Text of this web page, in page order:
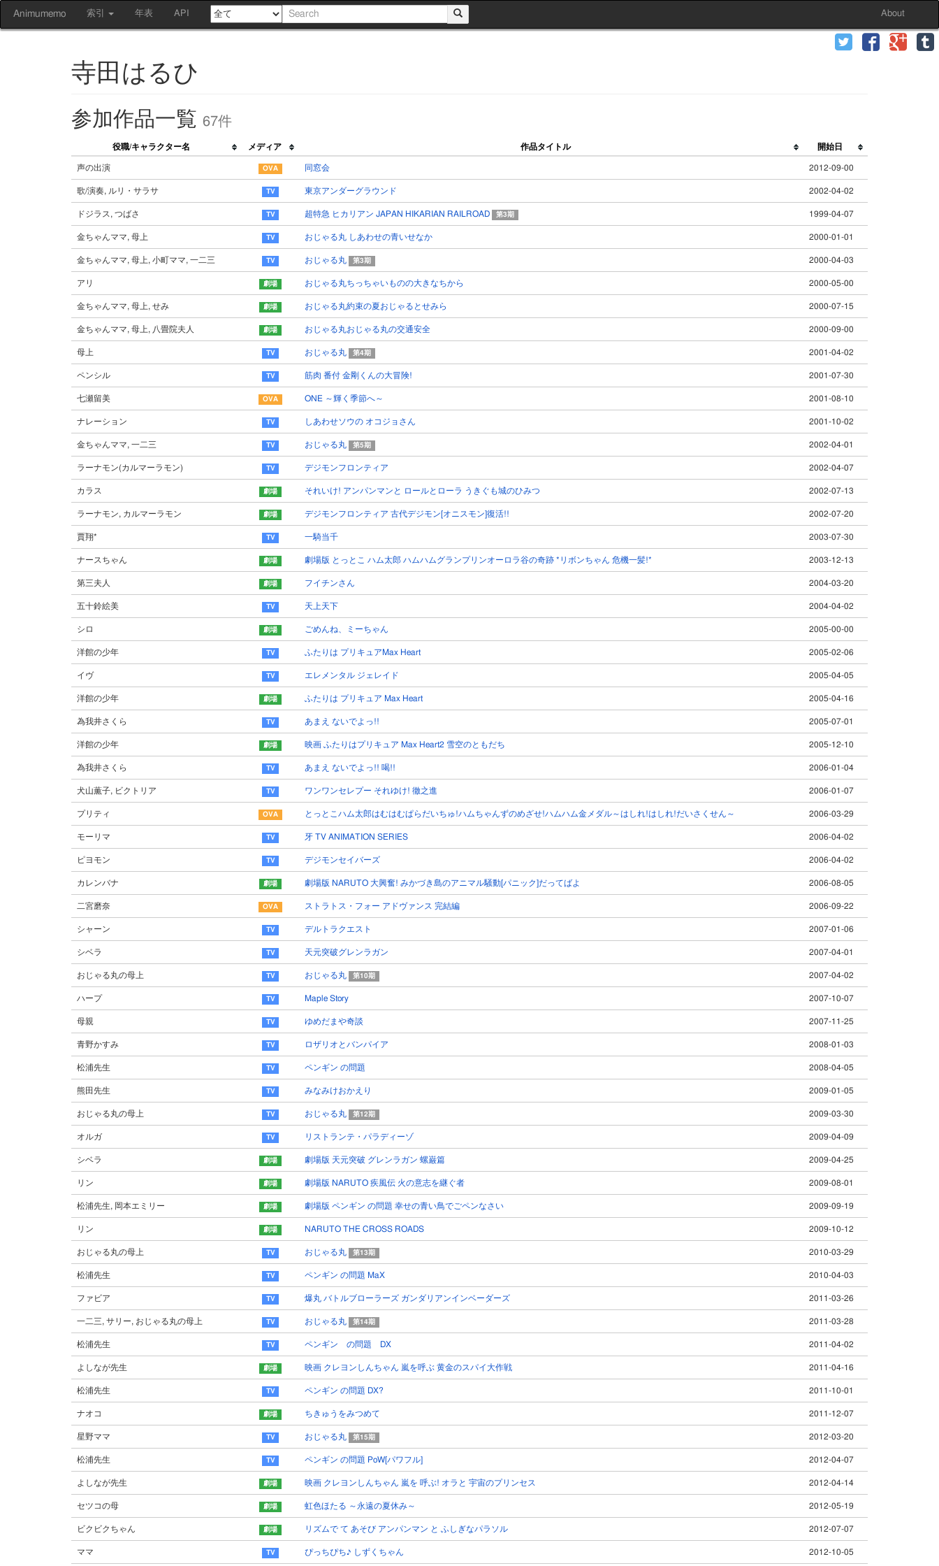
Animumemo 索引 年表 API About
寺田はるひ
参加作品一覧 67件
役職/キャラクター名 メディア 作品タイトル 開始日
声の出演 同窓会 2012-09-00
歌/演奏, ルリ・サラサ 東京アンダーグラウンド 2002-04-02
ドジラス, つばさ 超特急 ヒカリアン JAPAN HIKARIAN RAILROAD 第3期 1999-04-07
金ちゃんママ, 母上 おじゃる丸 しあわせの青いせなか 2000-01-01
金ちゃんママ, 母上, 小町ママ, 一二三 おじゃる丸 第3期 2000-04-03
アリ おじゃる丸ちっちゃいものの大きなちから 2000-05-00
金ちゃんママ, 母上, せみ おじゃる丸約束の夏おじゃるとせみら 2000-07-15
金ちゃんママ, 母上, 八畳院夫人 おじゃる丸おじゃる丸の交通安全 2000-09-00
母上 おじゃる丸 第4期 2001-04-02
ペンシル 筋肉 番付 金剛くんの大冒険! 2001-07-30
七瀬留美 ONE ～輝く季節へ～ 2001-08-10
ナレーション しあわせソウの オコジョさん 2001-10-02
金ちゃんママ, 一二三 おじゃる丸 第5期 2002-04-01
ラーナモン(カルマーラモン) デジモンフロンティア 2002-04-07
カラス それいけ! アンパンマンと ロールとローラ うきぐも城のひみつ 2002-07-13
ラーナモン, カルマーラモン デジモンフロンティア 古代デジモン[オニスモン]復活!! 2002-07-20
賈翔* 一騎当千 2003-07-30
ナースちゃん 劇場版 とっとこ ハム太郎 ハムハムグランプリンオーロラ谷の奇跡 *リボンちゃん 危機一髪!* 2003-12-13
第三夫人 フイチンさん 2004-03-20
五十鈴絵美 天上天下 2004-04-02
シロ ごめんね、ミーちゃん 2005-00-00
洋館の少年 ふたりは プリキュアMax Heart 2005-02-06
イヴ エレメンタル ジェレイド 2005-04-05
洋館の少年 ふたりは プリキュア Max Heart 2005-04-16
為我井さくら あまえ ないでよっ!! 2005-07-01
洋館の少年 映画 ふたりはプリキュア Max Heart2 雪空のともだち 2005-12-10
為我井さくら あまえ ないでよっ!! 喝!! 2006-01-04
犬山薫子, ビクトリア ワンワンセレプー それゆけ! 徹之進 2006-01-07
プリティ とっとこハム太郎はむはむぱらだいちゅ!ハムちゃんずのめざせ!ハムハム金メダル～はしれ!はしれ!だいさくせん～ 2006-03-29
モーリマ 牙 TV ANIMATION SERIES 2006-04-02
ピヨモン デジモンセイバーズ 2006-04-02
カレンバナ 劇場版 NARUTO 大興奮! みかづき島のアニマル騒動[パニック]だってばよ 2006-08-05
二宮磨奈 ストラトス・フォー アドヴァンス 完結編 2006-09-22
シャーン デルトラクエスト 2007-01-06
シベラ 天元突破グレンラガン 2007-04-01
おじゃる丸の母上 おじゃる丸 第10期 2007-04-02
ハープ Maple Story 2007-10-07
母親 ゆめだまや奇談 2007-11-25
青野かすみ ロザリオとバンパイア 2008-01-03
松浦先生 ペンギン の問題 2008-04-05
熊田先生 みなみけおかえり 2009-01-05
おじゃる丸の母上 おじゃる丸 第12期 2009-03-30
オルガ リストランテ・パラディーゾ 2009-04-09
シベラ 劇場版 天元突破 グレンラガン 螺巌篇 2009-04-25
リン 劇場版 NARUTO 疾風伝 火の意志を継ぐ者 2009-08-01
松浦先生, 岡本エミリー 劇場版 ペンギン の問題 幸せの青い鳥でごペンなさい 2009-09-19
リン NARUTO THE CROSS ROADS 2009-10-12
おじゃる丸の母上 おじゃる丸 第13期 2010-03-29
松浦先生 ペンギン の問題 MaX 2010-04-03
ファビア 爆丸 バトルブローラーズ ガンダリアンインベーダーズ 2011-03-26
一二三, サリー, おじゃる丸の母上 おじゃる丸 第14期 2011-03-28
松浦先生 ペンギン の問題 DX 2011-04-02
よしなが先生 映画 クレヨンしんちゃん 嵐を呼ぶ 黄金のスパイ大作戦 2011-04-16
松浦先生 ペンギン の問題 DX? 2011-10-01
ナオコ ちきゅうをみつめて 2011-12-07
星野ママ おじゃる丸 第15期 2012-03-20
松浦先生 ペンギン の問題 PoW[パワフル] 2012-04-07
よしなが先生 映画 クレヨンしんちゃん 嵐を 呼ぶ! オラと 宇宙のプリンセス 2012-04-14
セツコの母 虹色ほたる ～永遠の夏休み～ 2012-05-19
ビクビクちゃん リズムで て あそび アンパンマン と ふしぎなパラソル 2012-07-07
ママ ぴっちぴち♪ しずくちゃん 2012-10-05